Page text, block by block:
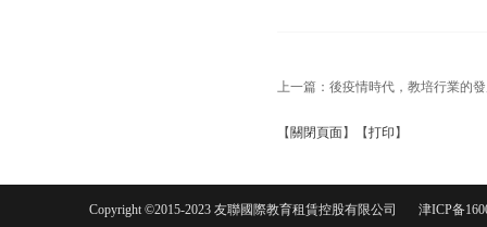
上一篇： 後疫情時代，教培行業的
【 關閉頁面】【打印 】
Copyright ©2015-2023 友聯國際教育租賃控股有限公司 津ICP备